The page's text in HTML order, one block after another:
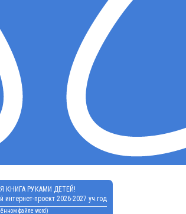
КНИГА РУКАМИ ДЕТЕЙ!
интернет-проект 2026-2027 уч.год
файле word)